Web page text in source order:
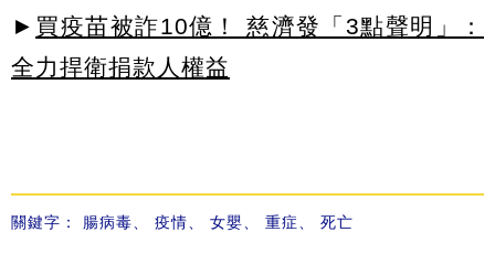
► 買疫苗被詐10億！ 慈濟發「3點聲明」：
全力捍衛捐款人權益
關鍵字： 腸病毒 疫情 女嬰 重症 死亡